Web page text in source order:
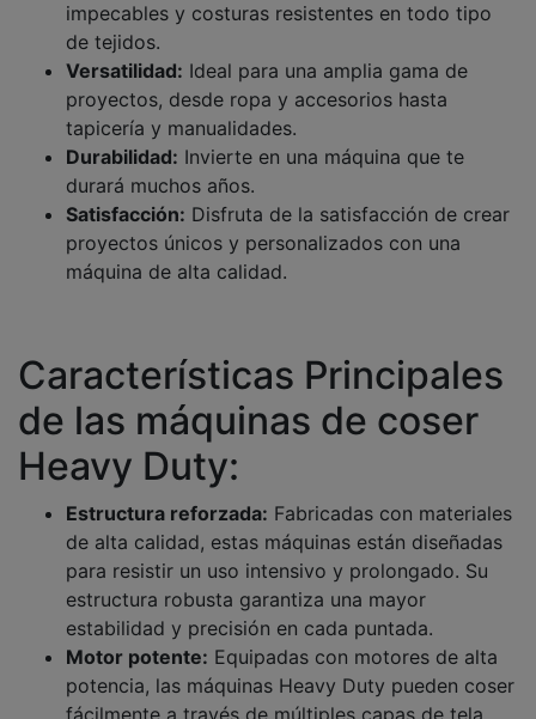
impecables y costuras resistentes en todo tipo
de tejidos.
Versatilidad: Ideal para una amplia gama de
proyectos, desde ropa y accesorios hasta
tapicería y manualidades.
Durabilidad: Invierte en una máquina que te
durará muchos años.
Satisfacción: Disfruta de la satisfacción de crear
proyectos únicos y personalizados con una
máquina de alta calidad.
Características Principales
de las máquinas de coser
Heavy Duty:
Estructura reforzada: Fabricadas con materiales
de alta calidad, estas máquinas están diseñadas
para resistir un uso intensivo y prolongado. Su
estructura robusta garantiza una mayor
estabilidad y precisión en cada puntada.
Motor potente: Equipadas con motores de alta
potencia, las máquinas Heavy Duty pueden coser